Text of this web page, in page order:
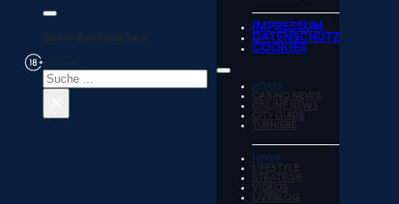
Seite durchsuchen
IMPRESSUM
DATENSCHUTZ
COOKIES
POKER
CASINO NEWS
ONLINE NEWS
CITY GUIDE
TURNIERE
NEWS
LIFESTYLE
STRATEGIE
VIDEOS
LIVEBLOG